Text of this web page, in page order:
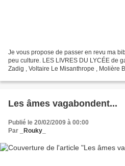
Je vous propose de passer en revu ma
peu culture. LES LIVRES DU LYCÉE de
Zadig , Voltaire Le Misanthrope , Molière
Les âmes vagabondent...
Publié le 20/02/2009 à 00:00
Par
_Rouky_